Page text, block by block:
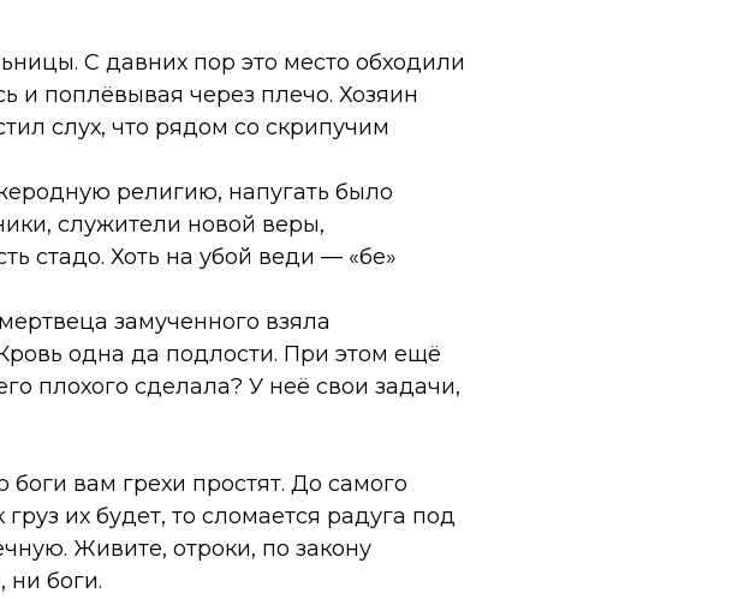
С давних пор это место обходили
и поплёвывая через плечо. Хозяин
слух, что рядом со скрипучим
религию, напугать было
служители новой веры,
стадо. Хоть на убой веди — «бе»
замученного взяла
одна да подлости. При этом ещё
плохого сделала? У неё свои задачи,
вам грехи простят. До самого
их будет, то сломается радуга под
Живите, отроки, по закону
ни боги.